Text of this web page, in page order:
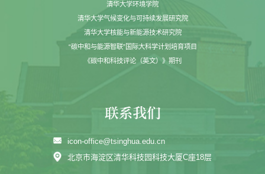
清华大学环境学院
清华大学气候变化与可持续发展研究院
清华大学核能与新能源技术研究院
“碳中和与能源智联”国际大科学计划培育项目
《碳中和科技评论（英文）》期刊
icon-office@tsinghua.edu.cn
北京市海淀区清华科技园科技大厦C座18层